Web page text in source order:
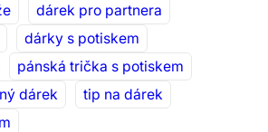
dárek pro partnera
dárky s potiskem
pánská trička s potiskem
dárek
tip na dárek